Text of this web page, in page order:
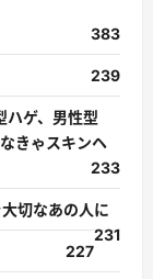
383
239
ハゲ、男性型
きゃスキンヘ
233
切なあの人に
231
227